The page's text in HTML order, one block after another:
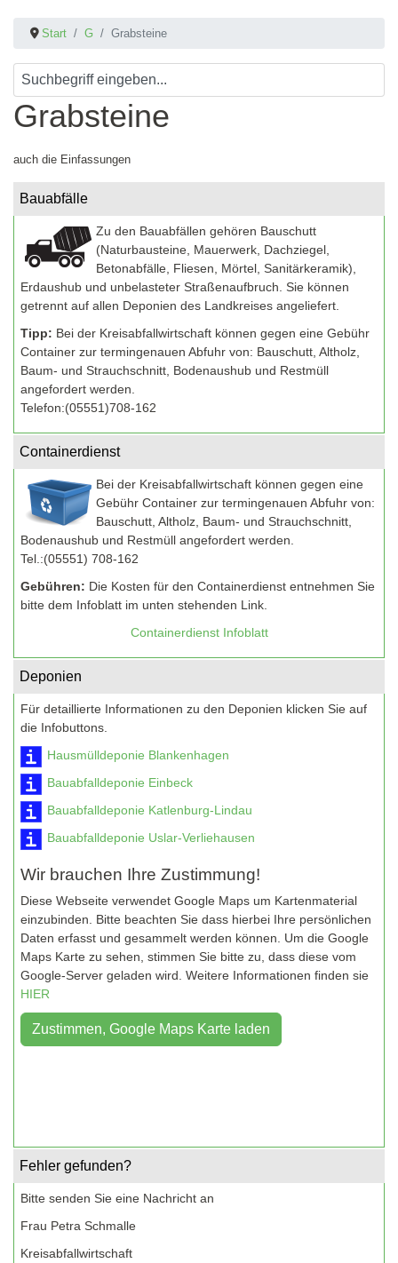
Start G Grabsteine
Grabsteine
auch die Einfassungen
Bauabfälle
Zu den Bauabfällen gehören Bauschutt
(Naturbausteine, Mauerwerk, Dachziegel,
Betonabfälle, Fliesen, Mörtel, Sanitärkeramik),
Erdaushub und unbelasteter Straßenaufbruch. Sie können
getrennt auf allen Deponien des Landkreises angeliefert.
Tipp: Bei der Kreisabfallwirtschaft können gegen eine Gebühr
Container zur termingenauen Abfuhr von: Bauschutt, Altholz,
Baum- und Strauchschnitt, Bodenaushub und Restmüll
angefordert werden.
Telefon:(05551)708-162
Containerdienst
Bei der Kreisabfallwirtschaft können gegen eine
Gebühr Container zur termingenauen Abfuhr von:
Bauschutt, Altholz, Baum- und Strauchschnitt,
Bodenaushub und Restmüll angefordert werden.
Tel.:(05551) 708-162
Gebühren: Die Kosten für den Containerdienst entnehmen Sie
bitte dem Infoblatt im unten stehenden Link.
Containerdienst Infoblatt
Deponien
Für detaillierte Informationen zu den Deponien klicken Sie auf
die Infobuttons.
Hausmülldeponie Blankenhagen
Bauabfalldeponie Einbeck
Bauabfalldeponie Katlenburg-Lindau
Bauabfalldeponie Uslar-Verliehausen
Wir brauchen Ihre Zustimmung!
Diese Webseite verwendet Google Maps um Kartenmaterial
einzubinden. Bitte beachten Sie dass hierbei Ihre persönlichen
Daten erfasst und gesammelt werden können. Um die Google
Maps Karte zu sehen, stimmen Sie bitte zu, dass diese vom
Google-Server geladen wird. Weitere Informationen finden sie
HIER
Fehler gefunden?
Bitte senden Sie eine Nachricht an
Frau Petra Schmalle
Kreisabfallwirtschaft